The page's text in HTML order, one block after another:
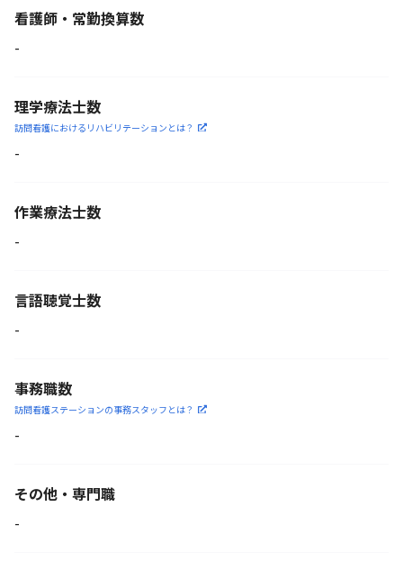
看護師・常勤換算数
-
理学療法士数
訪問看護におけるリハビリ テーションとは？
-
作業療法士数
-
言語聴覚士数
-
事務職数
訪問看護ステーションの事務スタッフとは？
-
その他・専門職
-